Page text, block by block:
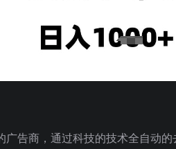
广告商，通过科技的技术全自动